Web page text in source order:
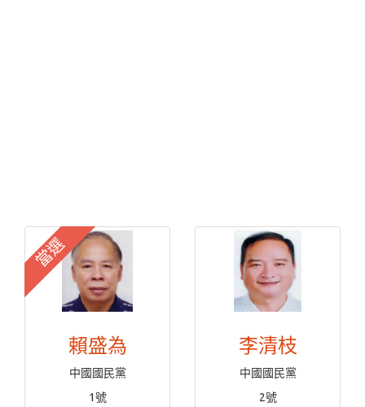
當選
賴盛為
中國國民黨
1號
李清枝
中國國民黨
2號